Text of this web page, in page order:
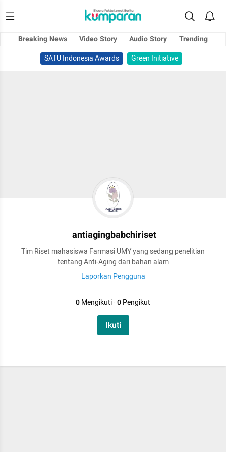
Breaking News Video Story Audio Story
Trending
SATU Indonesia Awards
Green Initiative
antiagingbabchiriset
Tim Riset mahasiswa Farmasi UMY yang sedang penelitian
tentang Anti-Aging dari bahan alam
Laporkan Pengguna
0Mengikuti·0Pengikut
Ikuti